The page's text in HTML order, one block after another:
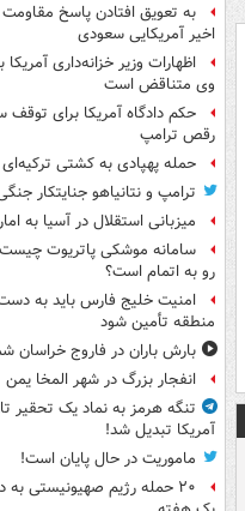
به تعویق افتادن پاسخ مقاومت
اخیر آمریکایی سعودی
اظهارات وزیر خزانه‌داری
وی متناقض است
حکم دادگاه آمریکا برای
رقص ترامپ
حمله پهپادی به کشتی
ترامپ و نتانیاهو جنایتکار
میزبانی استقلال در آسیا به
سامانه موشکی پاتریوت چیست
رو به اتمام است؟
امنیت خلیج فارس باید به
منطقه تأمین شود
بارش باران در فاروج خراسان
انفجار بزرگ در شهر المخا یمن
تنگه هرمز به نماد یک تحقیر
آمریکا تبدیل شد!
ماموریت در حال پایان است!
۲۰ حمله رژیم صهیونیستی به